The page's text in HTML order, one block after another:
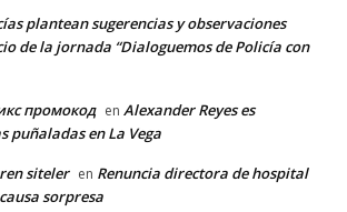
plantean sugerencias y observaciones
de la jornada “Dialoguemos de Policía con
промокод en Alexander Reyes es
puñaladas en La Vega
siteler en Renuncia directora de hospital
sorpresa